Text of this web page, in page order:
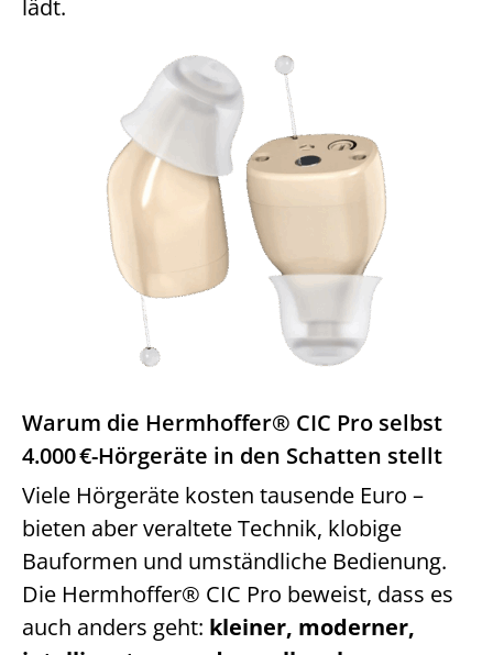
lädt.
Warum die Hermhoffer® CIC Pro selbst
4.000 €-Hörgeräte in den Schatten stellt
Viele Hörgeräte kosten tausende Euro –
bieten aber veraltete Technik, klobige
Bauformen und umständliche Bedienung.
Die Hermhoffer® CIC Pro beweist, dass es
auch anders geht: kleiner, moderner,